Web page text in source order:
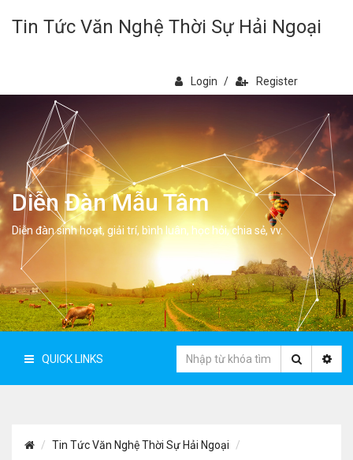
Tin Tức Văn Nghệ Thời Sự Hải Ngoại
Login / Register
Diễn Đàn Mẫu Tâm
Diễn đàn sinh hoạt, giải trí, bình luân, học hỏi, chia sẻ, vv.
QUICK LINKS
Tin Tức Văn Nghệ Thời Sự Hải Ngoại